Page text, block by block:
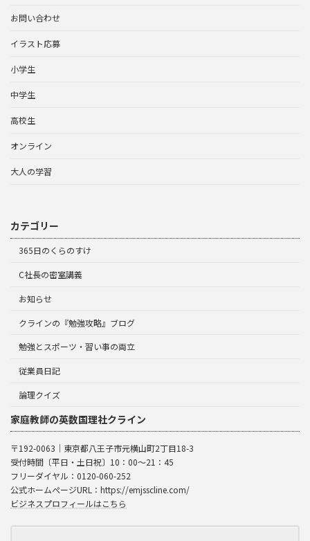
お問い合わせ
イラスト応募
小学生
中学生
高校生
オンライン
大人の学習
カテゴリー
365日のくらのすけ
C社長の密室講義
お知らせ
クラインの『勉強攻略』ブログ
勉強とスポーツ・習い事の両立
従業員日記
論理クイズ
家庭教師の英数国理社クライン
〒192-0063｜東京都八王子市元横山町2丁目18-3
受付時間〔平日・土日祝〕10：00～21：45
フリーダイヤル：0120-060-252
公式ホームぺージURL：https://emjsscline.com/
ビジネスプロフィールはこちら